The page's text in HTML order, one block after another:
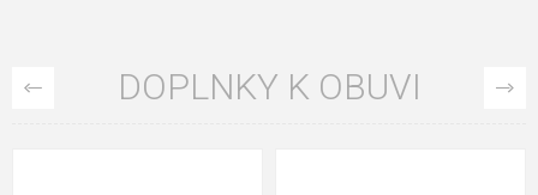
DOPLNKY K OBUVI